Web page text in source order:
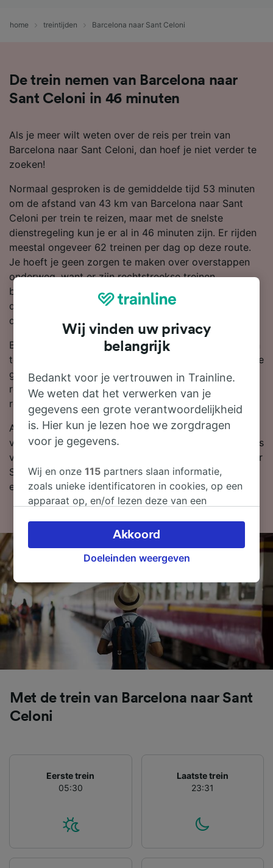
home treintijden Barcelona naar Sant Celoni
De trein nemen van Barcelona naar
Sant Celoni in 46 minuten
Als je meer wilt weten over de reis per trein van
Barcelona naar Sant Celoni, dan hoef je niet verder te
zoeken!
Normaal gesproken is de gemiddelde tijd 53 minuten
om de afstand van 43 km van Barcelona naar Sant
Celoni per trein te reizen, maar met de snelste
dienstregeling kun je er al in 46 minuten zijn. Er rijden
meestal ongeveer 62 treinen per dag op deze route.
Je hoeft je geen zorgen te maken over overstappen
onderweg, want er zijn rechtstreekse treinen
beschikbaar. Als de grootste treinmaatschappij op
deze route, reis je waarschijnlijk met Renfe gedurende
de hele reis naar Sant Celoni of een deel ervan.
Boek treinkaartjes van Barcelona naar Sant Celoni van
tevoren in plaats van op de dag zelf, en je zult altijd de
goedkoopste tarieven scoren. Je kunt prijzen voor de
reis Barcelona naar Sant Celoni vinden in onze
reisplanner.
Als je er klaar voor bent om te boeken, zoek dan
vandaag nog bij ons naar goedkope treinkaartjes. Lees
verder voor meer informatie over de reis per trein naar
Sant Celoni, zoals onze dienstregeling waarin je de
eerste en laatste treinen kunt bekijken.
Met de trein van Barcelona naar Sant
Celoni
Eerste trein
05:30
Laatste trein
23:31
Wij vinden uw privacy
belangrijk
Bedankt voor je vertrouwen in Trainline.
We weten dat het verwerken van je
gegevens een grote verantwoordelijkheid
is. Hier kun je lezen hoe we zorgdragen
voor je gegevens.
Wij en onze115 partners slaan informatie,
zoals unieke identificatoren in cookies, op een
apparaat op, en/of lezen deze van een
verwerken. Je kunt je instellingen bevestigen
of wijzigen door hieronder te klikken.
Daaronder valt ook je recht om bezwaar te
verwerking een beroep op gerechtvaardigd
belangen wordt gemaakt. Je kunt deze
instellingen op elk moment wijzigen op de
pagina met onze privacyverklaring. Deze
keuzes worden aan onze partners
doorgegeven en hebben geen invloed op
gebruikt voor tracking als je ons hebt
gevraagd om je niet te volgen.
Precieze geolocatiegegevens gebruiken. De
apparaatkenmerken actief scannen ter
identificatie. Informatie op een apparaat
opslaan en/of openen. Gepersonaliseerde
contentmetingen, doelgroepenonderzoek en
ontwikkeling van diensten.
Doeleinden weergeven
Akkoord